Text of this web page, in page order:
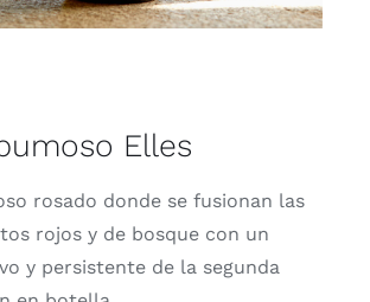
Elles
rosado donde se fusionan las
rojos y de bosque con un
y persistente de la segunda